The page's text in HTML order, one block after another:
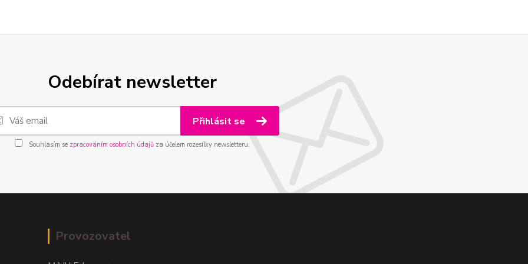
Odebírat newsletter
Přihlásit se
Souhlasím se zpracováním osobních údajůza účelem rozesílky newsletteru.
Provozovatel